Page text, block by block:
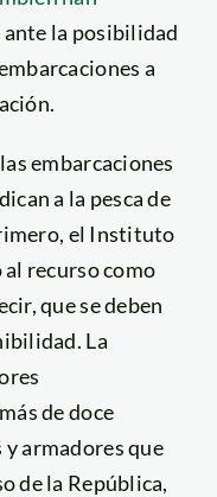
la posibilidad
a
embarcaciones
a la pesca de
el Instituto
recurso como
que se deben
La
de doce
y armadores que
de la República,